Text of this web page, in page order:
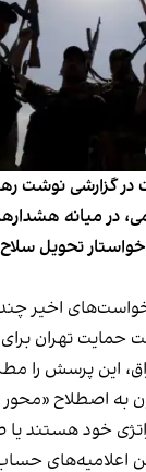
در گزارشی نوشت
در میانه
تحویل
اخیر
تهران برای
این پرسش را
به اصطلاح
خود هستند
اعلامیه‌های